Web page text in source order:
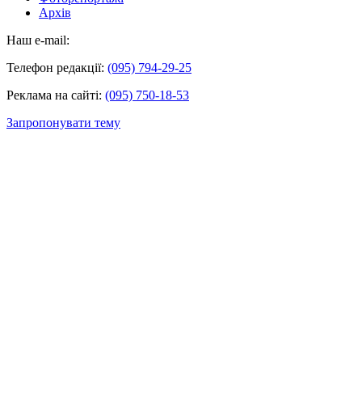
Архів
Наш e-mail:
Телефон редакції: (095) 794-29-25
Реклама на сайті: (095) 750-18-53
Запропонувати тему